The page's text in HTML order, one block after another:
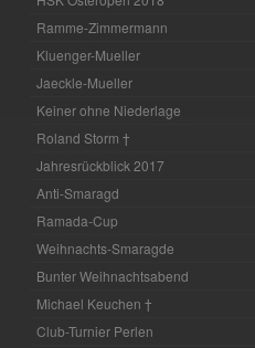
Ramme-Zimmermann
Kluenger-Mueller
Jaeckle-Mueller
Keiner ohne Niederlage
Roland Storm †
Jahresrückblick 2017
Anti-Smaragd
Ramada-Cup
Weihnachts-Smaragde
Bunter Weihnachtsabend
Michael Keuchen †
Club-Turnier Perlen